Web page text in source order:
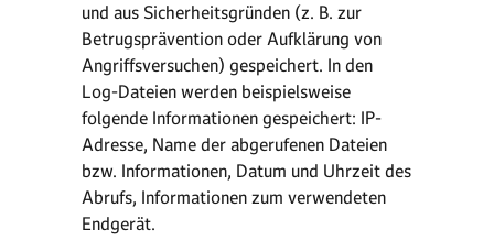
und aus Sicherheitsgründen (z. B. zur
Betrugsprävention oder Aufklärung von
Angriffsversuchen) gespeichert. In den
Log-Dateien werden beispielsweise
folgende Informationen gespeichert: IP-
Adresse, Name der abgerufenen Dateien
bzw. Informationen, Datum und Uhrzeit des
Abrufs, Informationen zum verwendeten
Endgerät.